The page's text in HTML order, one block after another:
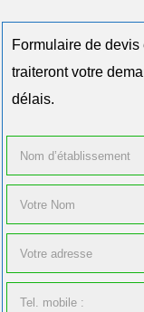
Formulaire de
traiteront votre
délais.